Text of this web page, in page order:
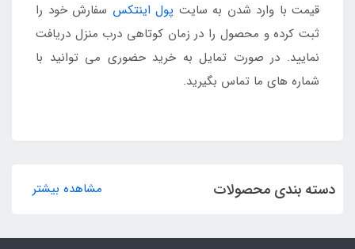
قیمت با وارد شدن به سایت پول اینتکس سفارش خود را
ثبت کرده و محصول را در زمان کوتاهی درب منزل دریافت
نمایید. در صورت تمایل به خرید حضوری می توانید با
شماره های ما تماس بگیرید.
دسته بندی محصولات مشاهده بیشتر